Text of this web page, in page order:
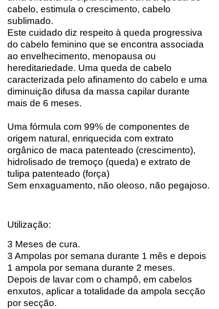
cabelo, estimula o crescimento, cabelo
sublimado.
Este cuidado diz respeito à queda progressiva
do cabelo feminino que se encontra associada
ao envelhecimento, menopausa ou
hereditariedade. Uma queda de cabelo
caracterizada pelo afinamento do cabelo e uma
diminuição difusa da massa capilar durante
mais de 6 meses.
Uma fórmula com 99% de componentes de
origem natural, enriquecida com extrato
orgânico de maca patenteado (crescimento),
hidrolisado de tremoço (queda) e extrato de
tulipa patenteado (força)
Sem enxaguamento, não oleoso, não pegajoso.
Utilização:
3 Meses de cura.
3 Ampolas por semana durante 1 mês e depois
1 ampola por semana durante 2 meses.
Depois de lavar com o champô, em cabelos
enxutos, aplicar a totalidade da ampola secção
por secção.